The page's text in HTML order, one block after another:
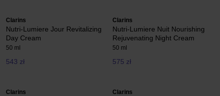
Clarins
Nutri-Lumiere Jour Revitalizing
Day Cream
50 ml
543 zł
Clarins
Nutri-Lumiere Nuit Nourishing
Rejuvenating Night Cream
50 ml
575 zł
Clarins Clarins